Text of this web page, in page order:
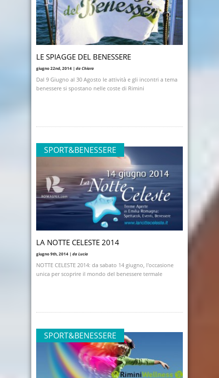
LE SPIAGGE DEL BENESSERE
giugno 22nd, 2014 | da Chiara
Dal 9 Giugno al 30 Agosto le attività e gli incontri a tema
benessere si spostano nelle coste di Rimini
SPORT&BENESSERE
LA NOTTE CELESTE 2014
giugno 9th, 2014 | da Lucia
NOTTE CELESTE 2014: da sabato 14 giugno, l'occasione
unica per scoprire il mondo del benessere termale
SPORT&BENESSERE